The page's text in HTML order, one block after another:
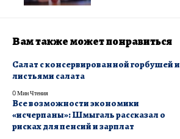
Вам также может понравиться
Салат с консервированной горбушей и
листьями салата
0 Мин Чтения
Все возможности экономики
«исчерпаны»: Шмыгаль рассказал о
рисках для пенсий и зарплат